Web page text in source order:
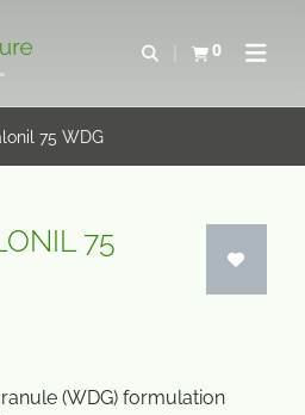
Abrir0
Ver carritoAbrir
75 WDG
75
(WDG) formulation